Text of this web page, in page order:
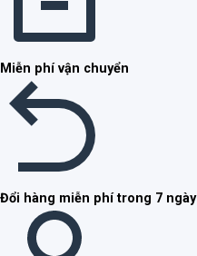
Miễn phí vận chuyển
Đổi hàng miễn phí trong 7 ngày